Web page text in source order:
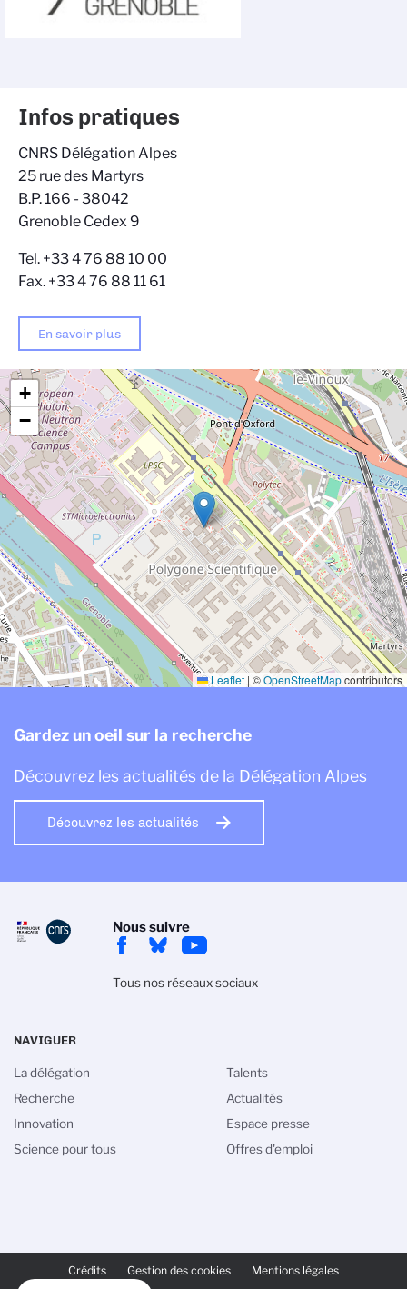
+
−
Leaflet | ©OpenStreetMapcontributors
Infos pratiques
CNRS Délégation Alpes
25 rue des Martyrs
B.P. 166 - 38042
Grenoble Cedex 9
Tel. +33 4 76 88 10 00
Fax. +33 4 76 88 11 61
En savoir plus
Gardez un oeil sur la recherche
Découvrez les actualités de la Délégation Alpes
Découvrez les actualités
Nous suivre
Tous nos réseaux sociaux
PAGE
Crédits Gestion des cookies Mentions légales
NAVIGUER
La délégation
Recherche
Innovation
Science pour tous
Talents
Actualités
Espace presse
Offres d'emploi